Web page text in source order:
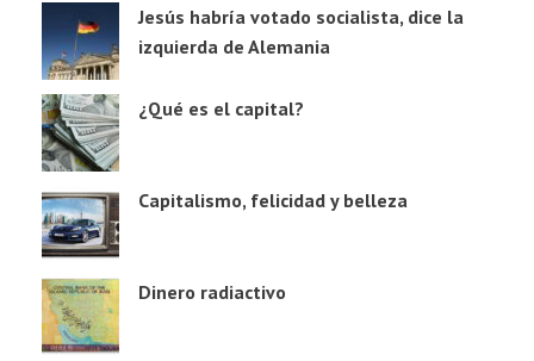
Jesús habría votado socialista, dice la
izquierda de Alemania
¿Qué es el capital?
Capitalismo, felicidad y belleza
Dinero radiactivo